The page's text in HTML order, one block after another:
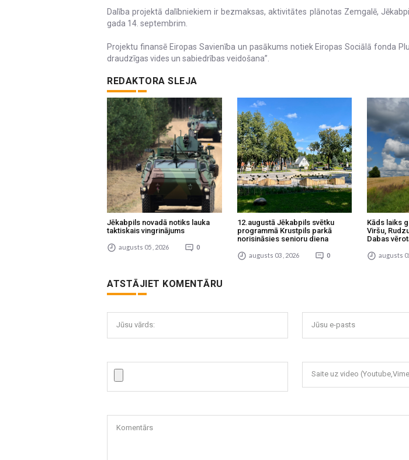
Dalība projektā dalībniekiem ir bezmaksas, aktivitātes plānotas Zemgalē,
gada 14. septembrim.
Projektu finansē Eiropas Savienība un pasākums notiek Eiropas Sociālā fonda
draudzīgas vides un sabiedrības veidošana”.
REDAKTORA SLEJA
Jēkabpils novadā notiks lauka
taktiskais vingrinājums
augusts 05 , 2026 0
12.augustā Jēkabpils svētku
programmā Krustpils parkā
norisināsies senioru diena
augusts 03 , 2026 0
Kāds laiks
Viršu,
Dabas
augusts
ATSTĀJIET KOMENTĀRU
Jūsu vārds: Jūsu e-pasts
Saite uz video
Komentārs
“Mājas
Jēkabpils un
augusts 06 , 2026